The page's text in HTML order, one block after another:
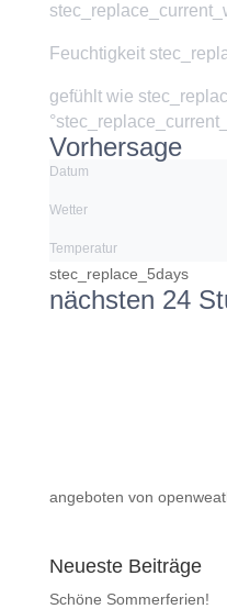
Feuchtigkeit
gefühlt wie
Vorhersage
Datum
Wetter
Temperatur
stec_replace_5days
nächsten 24
angeboten von
Neueste Beiträge
Schöne Sommerferien!